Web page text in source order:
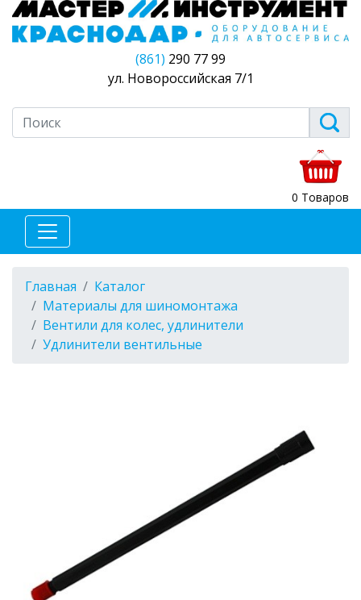
(861) 290 77 99
ул. Новороссийская 7/1
0 Товаров
Главная
Каталог
Материалы для шиномонтажа
Вентили для колес, удлинители
Удлинители вентильные